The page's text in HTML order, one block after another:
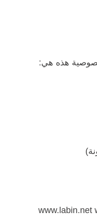
مكيفات أرضية
هذه هي: